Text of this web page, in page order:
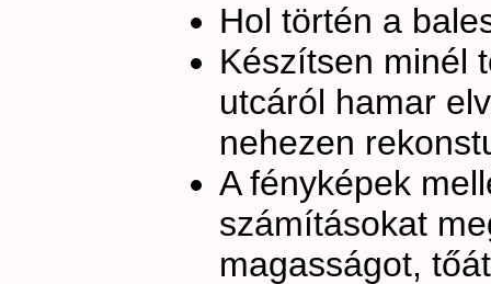
Hol történ a
Készítsen minél
utcáról hamar
nehezen
A fényképek
számításokat
magasságot,